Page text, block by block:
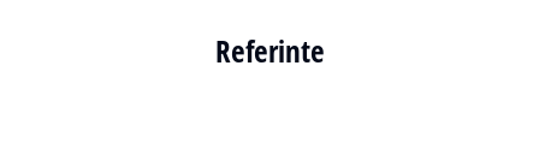
Referinte